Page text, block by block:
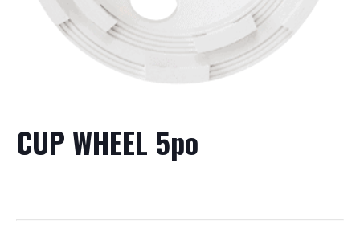
CUP WHEEL 5po